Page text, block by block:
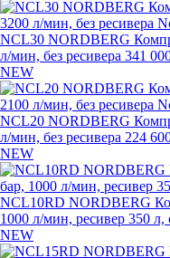
NCL30 NORDBERG
л/мин, без ресивера 341
NEW
NCL20 NORDBERG
л/мин, без ресивера 224
NEW
NCL10RD NORDBERG
1000 л/мин, ресивер 350 л,
NEW